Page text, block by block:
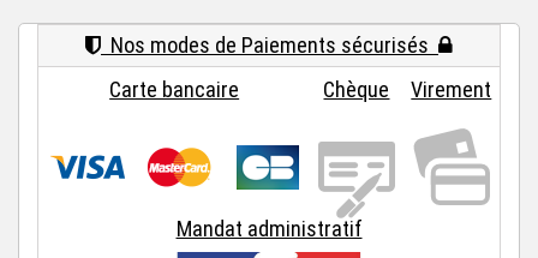
Nos modes de Paiements sécurisés
Carte bancaire
Chèque Virement
Mandat administratif